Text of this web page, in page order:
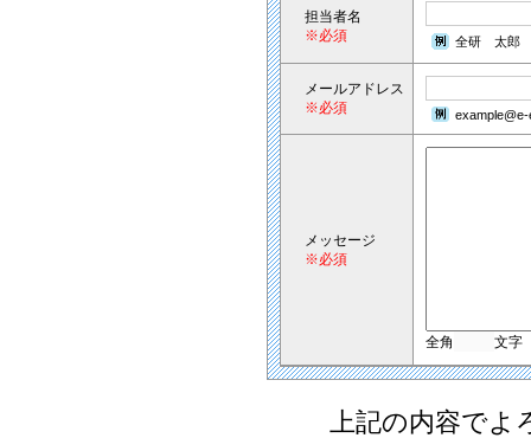
担当者名
※必須
全研 太郎
メールアドレス
※必須
メッセージ
※必須
全角 文字
上記の内容でよ